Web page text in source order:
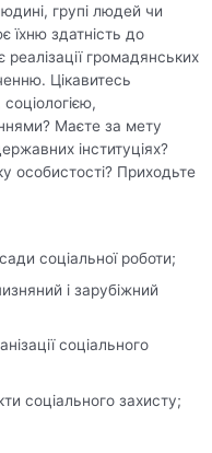
групі людей чи
їхню здатність до
громадянських
Цікавитесь
Маєте за мету
інституціях?
особистості? Приходьте
соціальної роботи;
і зарубіжний
соціального
соціального захисту;